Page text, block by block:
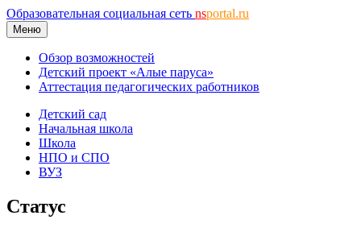
Образовательная социальная сеть nsportal.ru
Меню
Обзор возможностей
Детский проект «Алые паруса»
Аттестация педагогических работников
Детский сад
Начальная школа
Школа
НПО и СПО
ВУЗ
Статус